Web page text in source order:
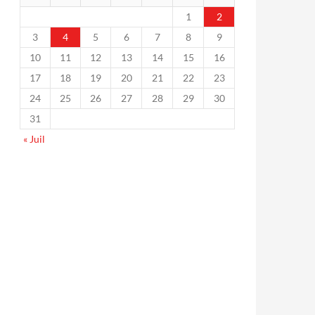
1
2
3
4 5 6 7 8
9
10
11 12 13 14 15
16
17
18 19 20 21 22
23
24
25 26 27 28 29
30
31
« Juil